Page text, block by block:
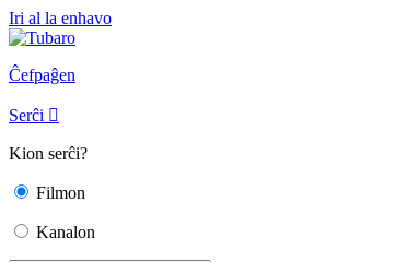
Iri al la enhavo
Ĉefpaĝen
Serĉi 
Kion serĉi?
Filmon
Kanalon